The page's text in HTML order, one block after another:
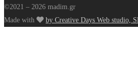
©2021 – 2026 madim.gr
Made with
by Creative Days Web studio,